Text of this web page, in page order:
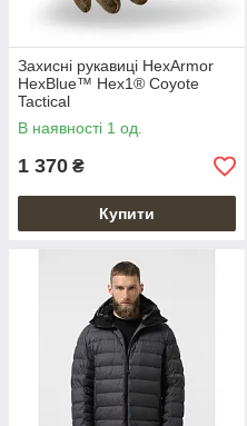
Захисні рукавиці HexArmor
HexBlue™ Hex1® Coyote
Tactical
В наявності 1 од.
1 370 ₴
Купити